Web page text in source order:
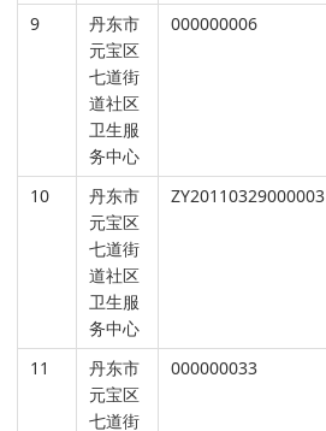
9
丹东市
元宝区
七道街
道社区
卫生服
务中心
000000006
10
丹东市
元宝区
七道街
道社区
卫生服
务中心
ZY20110329000003
11
丹东市
元宝区
七道街
000000033